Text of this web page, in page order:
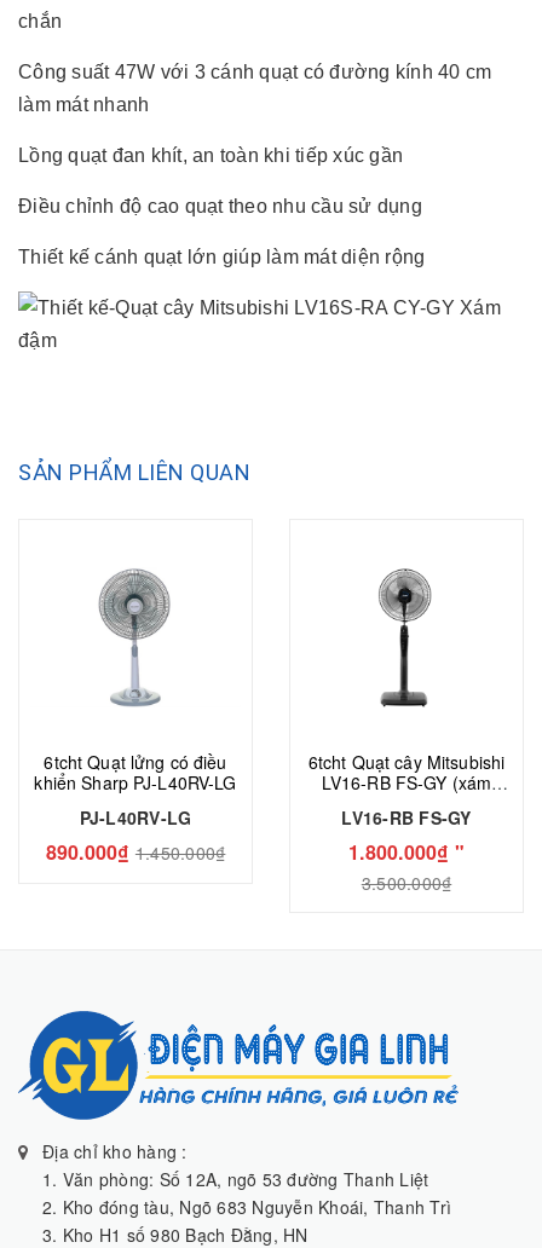
chắn
Công suất 47W với 3 cánh quạt có đường kính 40 cm
làm mát nhanh
Lồng quạt đan khít, an toàn khi tiếp xúc gần
Điều chỉnh độ cao quạt theo nhu cầu sử dụng
Thiết kế cánh quạt lớn giúp làm mát diện rộng
SẢN PHẨM LIÊN QUAN
6tcht Quạt lửng có điều
khiển Sharp PJ-L40RV-LG
PJ-L40RV-LG
890.000₫ 1.450.000₫
6tcht Quạt cây Mitsubishi
LV16-RB FS-GY (xám
LV16-RB FS-GY
1.800.000₫ "
3.500.000₫
Địa chỉ kho hàng :
1. Văn phòng: Số 12A, ngõ 53 đường Thanh Liệt
2. Kho đóng tàu, Ngõ 683 Nguyễn Khoái, Thanh Trì
3. Kho H1 số 980 Bạch Đằng, HN